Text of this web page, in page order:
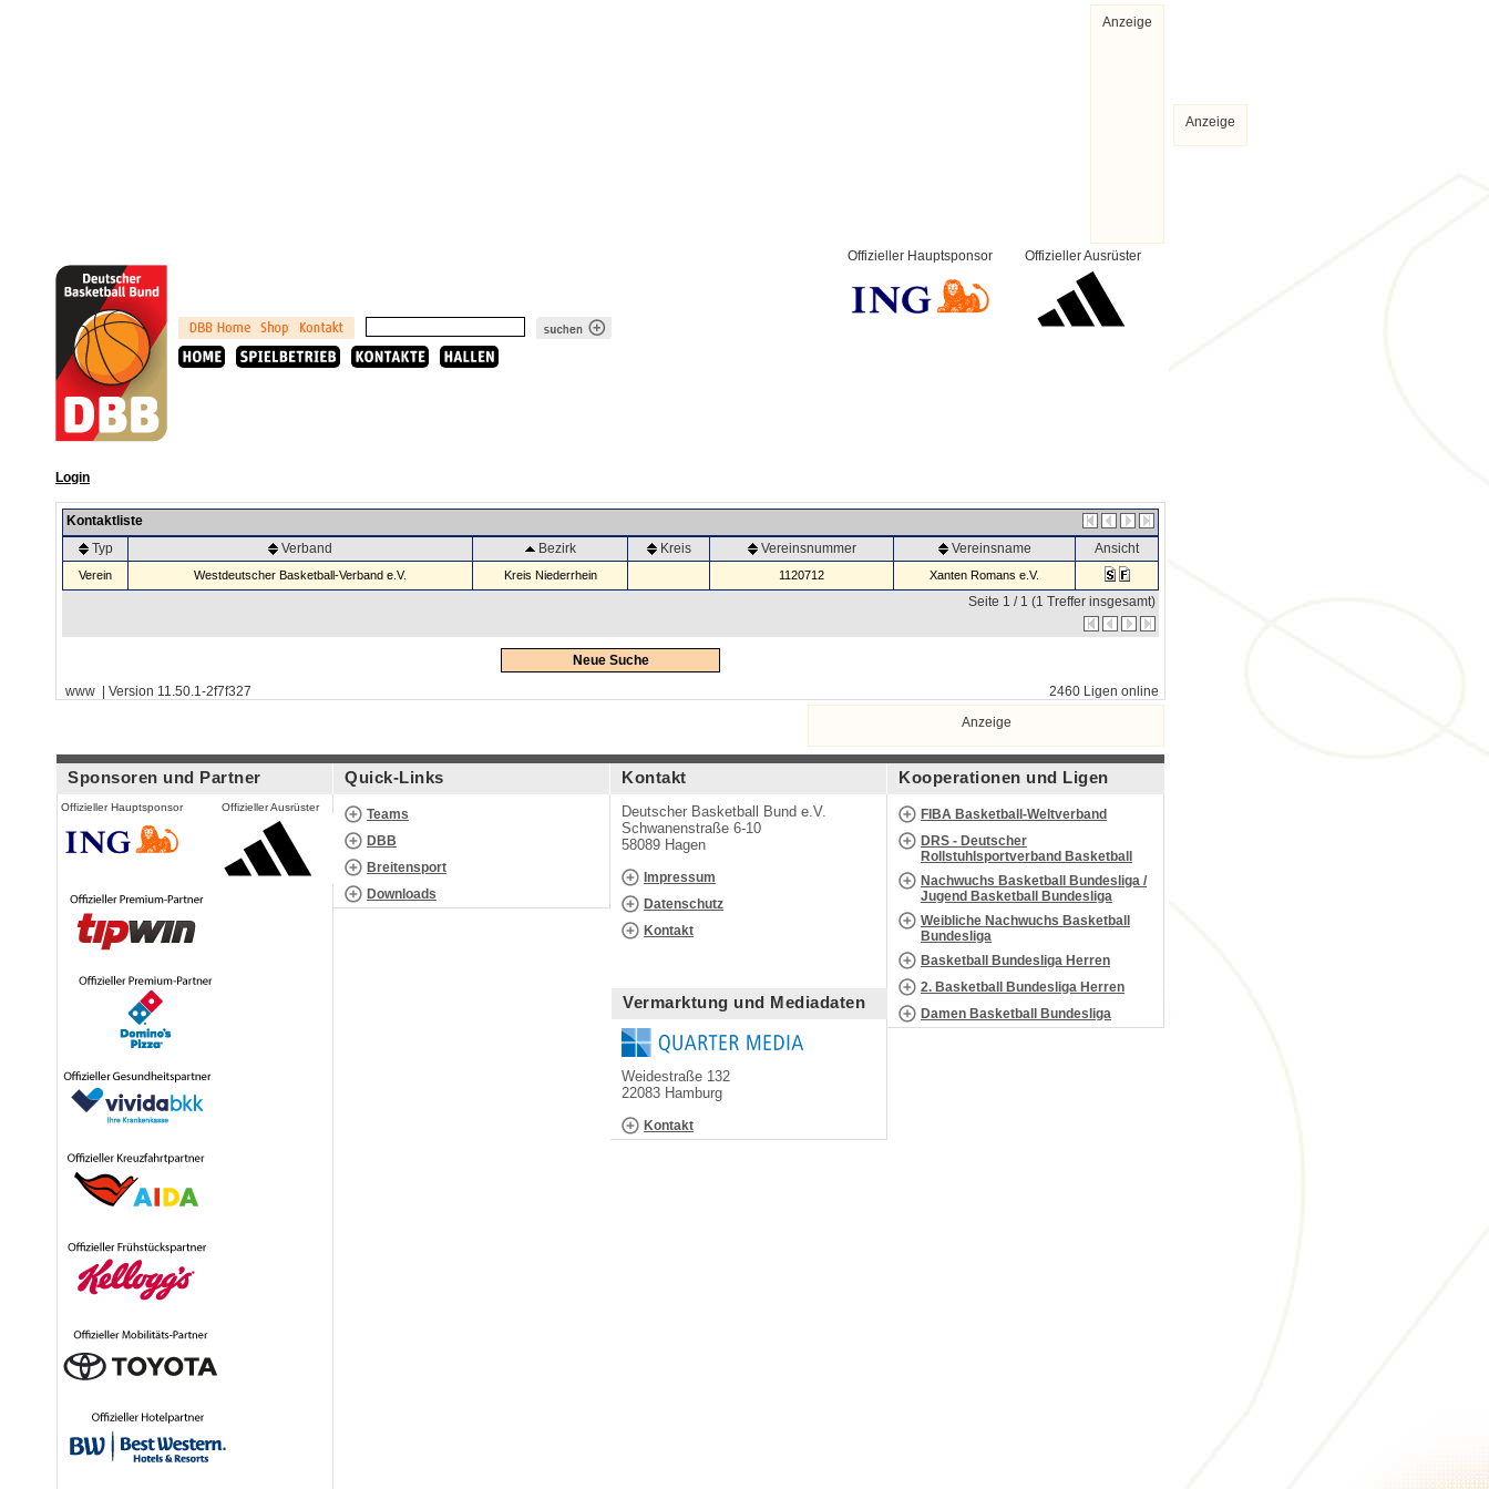
Anzeige
Offizieller Ausrüster
Offizieller Hauptsponsor
Login
Kontaktliste
Typ
Verband Bezirk Kreis Vereinsnummer Vereinsname Ansicht
Verein Westdeutscher Basketball-Verband e.V. Kreis Niederrhein 1120712 Xanten Romans e.V.
Seite 1 / 1 (1 Treffer insgesamt)
Neue Suche
www | Version 11.50.1-2f7f327
2460 Ligen online
Anzeige
Sponsoren und Partner
Offizieller Hauptsponsor Offizieller Ausrüster
Quick-Links
Teams
DBB
Breitensport
Downloads
Kontakt
Deutscher Basketball Bund e.V.
Schwanenstraße 6-10
58089 Hagen
Impressum
Datenschutz
Kontakt
Vermarktung und Mediadaten
Weidestraße 132
22083 Hamburg
Kontakt
Kooperationen und Ligen
FIBA Basketball-Weltverband
DRS - Deutscher
Rollstuhlsportverband Basketball
Nachwuchs Basketball Bundesliga /
Jugend Basketball Bundesliga
Weibliche Nachwuchs Basketball
Bundesliga
Basketball Bundesliga Herren
2. Basketball Bundesliga Herren
Damen Basketball Bundesliga
Anzeige